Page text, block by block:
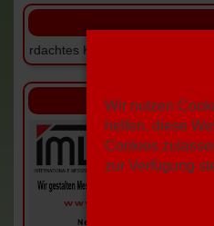
für den SV
Sponsoren
Wir nutzen
helfen, diese
Cookies
zur Verfügung